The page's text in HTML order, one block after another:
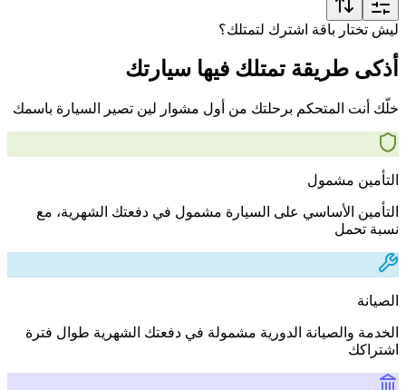
ليش تختار باقة اشترك لتمتلك؟
أذكى طريقة تمتلك فيها سيارتك
خلّك أنت المتحكم برحلتك من أول مشوار لين تصير السيارة باسمك
التأمين مشمول
التأمين الأساسي على السيارة مشمول في دفعتك الشهرية، مع
نسبة تحمل
الصيانة
الخدمة والصيانة الدورية مشمولة في دفعتك الشهرية طوال فترة
اشتراكك